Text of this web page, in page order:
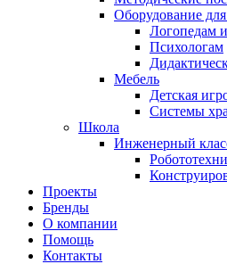
Оборудование
Логопедам
Психологам
Мебель
Детская
Системы
Школа
Инженерный
Проекты
Бренды
О компании
Помощь
Контакты